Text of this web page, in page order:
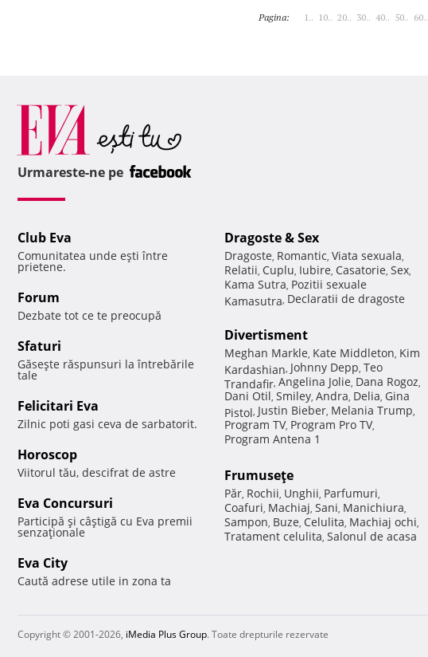
Pagina: 1.. 10.. 20.. 30.. 40.. 50.. 60..
Urmareste-ne pe
Club Eva
Comunitatea unde eşti între
prietene.
Forum
Dezbate tot ce te preocupă
Sfaturi
Găseşte răspunsuri la întrebările
tale
Felicitari Eva
Zilnic poti gasi ceva de sarbatorit.
Horoscop
Viitorul tău, descifrat de astre
Eva Concursuri
Participă şi câştigă cu Eva premii
senzaţionale
Eva City
Caută adrese utile in zona ta
Dragoste & Sex
Dragoste, Romantic, Viata sexuala,
Relatii, Cuplu, Iubire, Casatorie, Sex,
Kama Sutra, Pozitii sexuale
Kamasutra, Declaratii de dragoste
Divertisment
Meghan Markle, Kate Middleton, Kim
Kardashian, Johnny Depp, Teo
Trandafir, Angelina Jolie, Dana Rogoz,
Dani Otil, Smiley, Andra, Delia, Gina
Pistol, Justin Bieber, Melania Trump,
Program TV, Program Pro TV,
Program Antena 1
Frumuseţe
Păr, Rochii, Unghii, Parfumuri,
Coafuri, Machiaj, Sani, Manichiura,
Sampon, Buze, Celulita, Machiaj ochi,
Tratament celulita, Salonul de acasa
Copyright © 2001-2026, iMedia Plus Group. Toate drepturile rezervate